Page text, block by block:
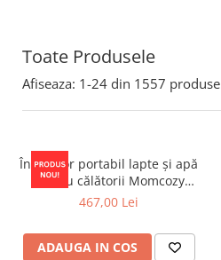
Toate Produsele
Afiseaza: 1-24 din 1557 produse
Încălzitor portabil lapte și apă
pentru călătorii Momcozy
Portable Bottle Warmer
467,00 Lei
ADAUGA IN COS